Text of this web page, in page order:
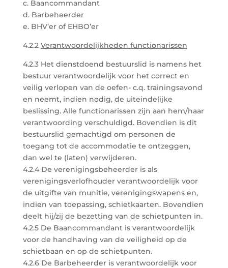
c. Baancommandant
d. Barbeheerder
e. BHV’er of EHBO’er
4.2.2 Verantwoordelijkheden functionarissen
4.2.3 Het dienstdoend bestuurslid is namens het
bestuur verantwoordelijk voor het correct en
veilig verlopen van de oefen- c.q. trainingsavond
en neemt, indien nodig, de uiteindelijke
beslissing. Alle functionarissen zijn aan hem/haar
verantwoording verschuldigd. Bovendien is dit
bestuurslid gemachtigd om personen de
toegang tot de accommodatie te ontzeggen,
dan wel te (laten) verwijderen.
4.2.4 De verenigingsbeheerder is als
verenigingsverlofhouder verantwoordelijk voor
de uitgifte van munitie, verenigingswapens en,
indien van toepassing, schietkaarten. Bovendien
deelt hij/zij de bezetting van de schietpunten in.
4.2.5 De Baancommandant is verantwoordelijk
voor de handhaving van de veiligheid op de
schietbaan en op de schietpunten.
4.2.6 De Barbeheerder is verantwoordelijk voor